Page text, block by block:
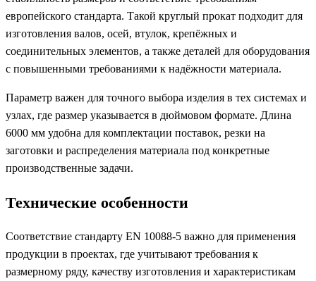
европейского стандарта. Такой круглый прокат подходит для
изготовления валов, осей, втулок, крепёжных и
соединительных элементов, а также деталей для оборудования
с повышенными требованиями к надёжности материала.
Параметр важен для точного выбора изделия в тех системах и
узлах, где размер указывается в дюймовом формате. Длина
6000 мм удобна для комплектации поставок, резки на
заготовки и распределения материала под конкретные
производственные задачи.
Технические особенности
Соответствие стандарту EN 10088-5 важно для применения
продукции в проектах, где учитывают требования к
размерному ряду, качеству изготовления и характеристикам